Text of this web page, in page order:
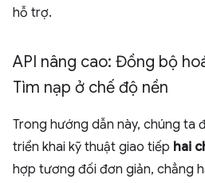
hỗ trợ.
API nâng cao: Đồng bộ
Tìm nạp ở chế độ nền
Trong hướng dẫn này, chúng ta
triển khai kỹ thuật giao tiếp hai
hợp tương đối đơn giản, chẳng